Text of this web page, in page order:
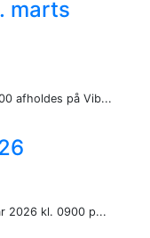
marts
afholdes på Vib...
2026 kl. 0900 p...